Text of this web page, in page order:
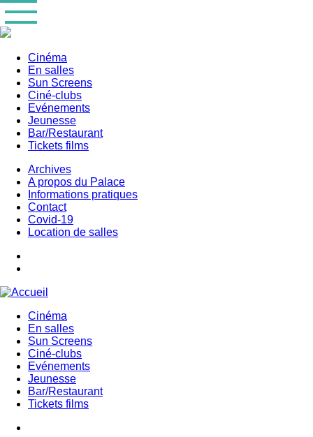
Aller
au
contenu
Main
navigation
Cinéma
En salles
Sun Screens
Ciné-clubs
Evénements
Jeunesse
Bar/Restaurant
Tickets films
Archives
A propos du Palace
Informations pratiques
Contact
Covid-19
Location de salles
Cinéma
En salles
Sun Screens
Ciné-clubs
Evénements
Jeunesse
Bar/Restaurant
Tickets films